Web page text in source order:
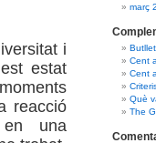
i
estat
reacció
una
març
Cent
Cent
Què
The